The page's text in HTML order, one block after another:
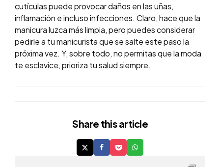
cutículas puede provocar daños en las uñas,
inflamación e incluso infecciones. Claro, hace que la
manicura luzca más limpia, pero puedes considerar
pedirle a tu manicurista que se salte este paso la
próxima vez. Y, sobre todo, no permitas que la moda
te esclavice, prioriza tu salud siempre.
Share this article